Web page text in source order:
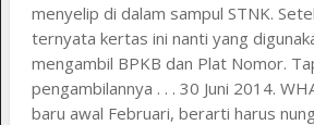
menyelip di dalam sampul STNK.
ternyata kertas ini nanti yang
mengambil BPKB dan Plat Nomor.
pengambilannya . . . 30 Juni 2014.
baru awal Februari, berarti harus